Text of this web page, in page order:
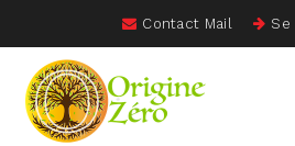
Contact Mail